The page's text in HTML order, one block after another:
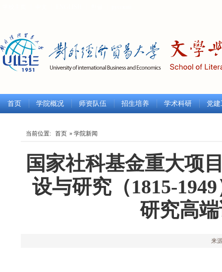
首页 学院概况 师资队伍 招生培养 学术科研 党
当前位置: 首页 » 学院新闻
国家社科基金重大项
设与研究（1815-
研究高
来